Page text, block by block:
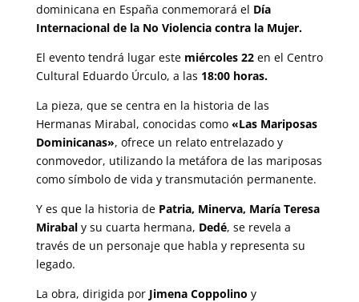
dominicana en España conmemorará el Día
Internacional de la No Violencia contra la Mujer.
El evento tendrá lugar este miércoles 22en el Centro
Cultural Eduardo Úrculo, a las 18:00 horas.
La pieza, que se centra en la historia de las
Hermanas Mirabal, conocidas como «Las Mariposas
Dominicanas», ofrece un relato entrelazado y
conmovedor, utilizando la metáfora de las mariposas
como símbolo de vida y transmutación permanente.
Y es que la historia de Patria, Minerva, María Teresa
Mirabaly su cuarta hermana, Dedé, se revela a
través de un personaje que habla y representa su
legado.
La obra, dirigida por Jimena Coppolino y